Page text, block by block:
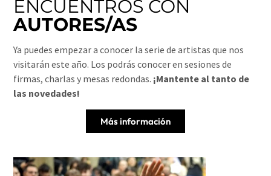
ENCUENTROS CON
AUTORES/AS
Ya puedes empezar a conocer la serie de artistas que nos
visitarán este año. Los podrás conocer en sesiones de
firmas, charlas y mesas redondas. ¡Mantente al tanto de
las novedades!
Más información